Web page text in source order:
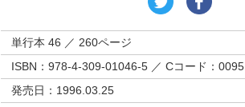
単行本 46 ／ 260ページ
ISBN：978-4-309-01046-5 ／ Cコード：0095
発売日：1996.03.25